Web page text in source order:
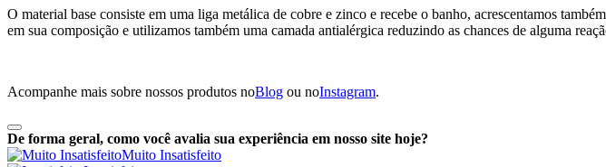
O material base consiste em uma liga metálica de cobre e zinco e recebe o banho, acrescentamos
em sua composição e utilizamos também uma camada antialérgica reduzindo as chances de alguma
Acompanhe mais sobre nossos produtos noBlog ou noInstagram.
De forma geral, como você avalia sua experiência em nosso site hoje?
Muito Insatisfeito